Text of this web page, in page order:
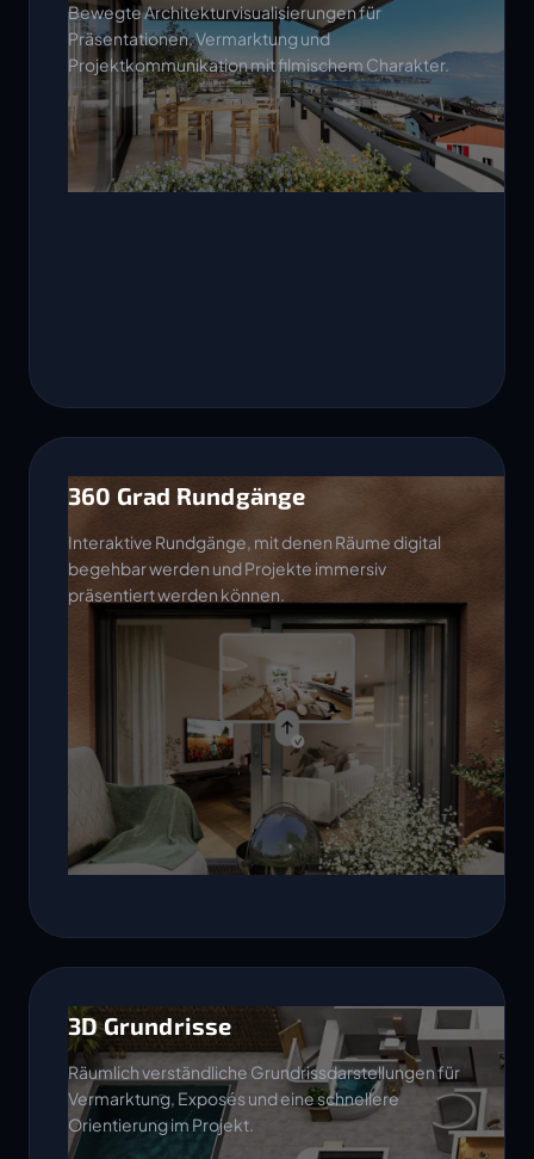
Bewegte Architekturvisualisierungen für
Präsentationen, Vermarktung und
Projektkommunikation mit filmischem Charakter.
360 Grad Rundgänge
Interaktive Rundgänge, mit denen Räume digital
begehbar werden und Projekte immersiv
präsentiert werden können.
3D Grundrisse
Räumlich verständliche Grundrissdarstellungen für
Vermarktung, Exposés und eine schnellere
Orientierung im Projekt.